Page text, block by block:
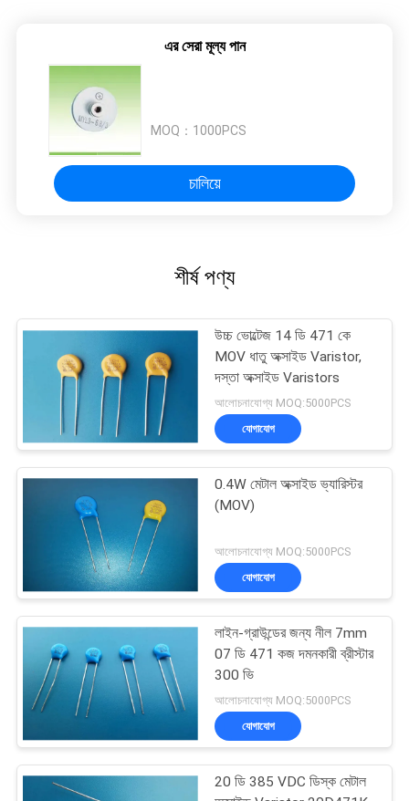
এর সেরা মূল্য পান
MOQ： 1000PCS
চালিয়ে
শীর্ষ পণ্য
উচ্চ ভোল্টেজ 14 ডি 471 কে
MOV ধাতু অক্সাইড Varistor,
দস্তা অক্সাইড Varistors
আলোচনাযোগ্য MOQ:5000PCS
যোগাযোগ
0.4W মেটাল অক্সাইড ভ্যারিস্টর
(MOV)
আলোচনাযোগ্য MOQ:5000PCS
যোগাযোগ
লাইন-গ্রাউন্ডের জন্য নীল 7mm
07 ডি 471 কজ দমনকারী ব্রীস্টার
300 ভি
আলোচনাযোগ্য MOQ:5000PCS
যোগাযোগ
20 ডি 385 VDC ডিস্ক মেটাল